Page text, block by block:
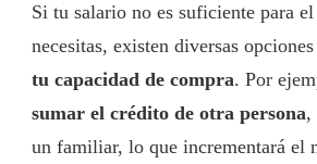
Si tu salario no es suficiente para
necesitas, existen diversas
tu capacidad de compra. Por
sumar el crédito de otra persona,
un familiar, lo que incrementará el